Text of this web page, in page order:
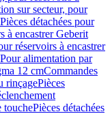
sur secteur, pour
Pièces détachées pour
à encastrer Geberit
réservoirs à encastrer
alimentation par
12 cmCommandes
rinçagePièces
touchePièces détachées